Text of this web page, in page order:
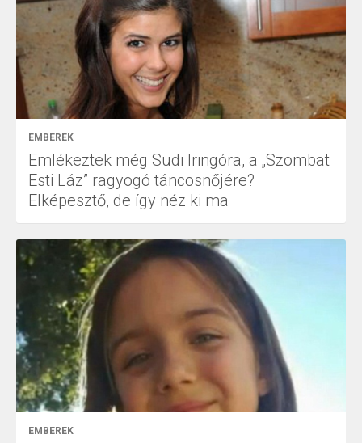
EMBEREK
Emlékeztek még Südi Iringóra, a „Szombat
Esti Láz” ragyogó táncosnőjére?
Elképesztő, de így néz ki ma
EMBEREK